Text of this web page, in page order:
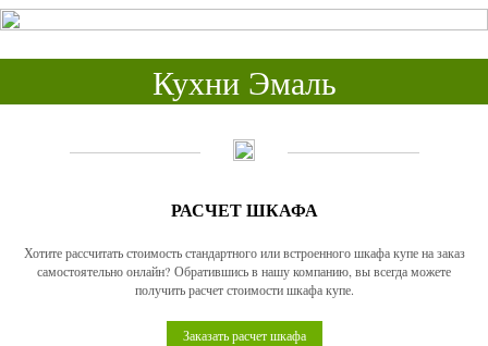
Кухни Эмаль
РАСЧЕТ ШКАФА
Хотите рассчитать стоимость стандартного или встроенного шкафа купе на заказ
самостоятельно онлайн? Обратившись в нашу компанию, вы всегда можете
получить расчет стоимости шкафа купе.
Заказать расчет шкафа